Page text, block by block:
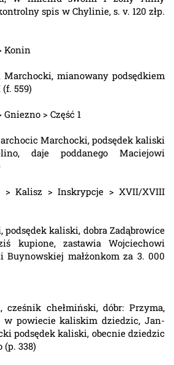
spis w Chylinie, s. v. 120 złp.
Konin
Marchocki, mianowany podsędkiem
559)
> Część 1
Marchocki, podsędek kaliski
daje poddanego Maciejowi
> Kalisz > Inskrypcje > XVII/XVIII
kaliski, dobra Zadąbrowice
kupione, zastawia Wojciechowi
Buynowskiej małżonkom za 3. 000
cześnik chełmiński, dóbr: Przyma,
w powiecie kaliskim dziedzic, Jan-
podsędek kaliski, obecnie dziedzic
(p. 338)